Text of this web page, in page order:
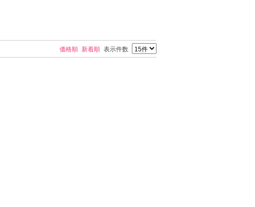
価格順 新着順 表示件数